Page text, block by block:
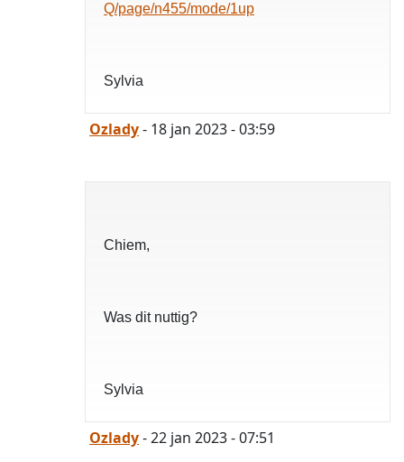
Q/page/n455/mode/1up
Sylvia
Ozlady- 18 jan 2023 - 03:59
Chiem,
Was dit nuttig?
Sylvia
Ozlady- 22 jan 2023 - 07:51
opgelost